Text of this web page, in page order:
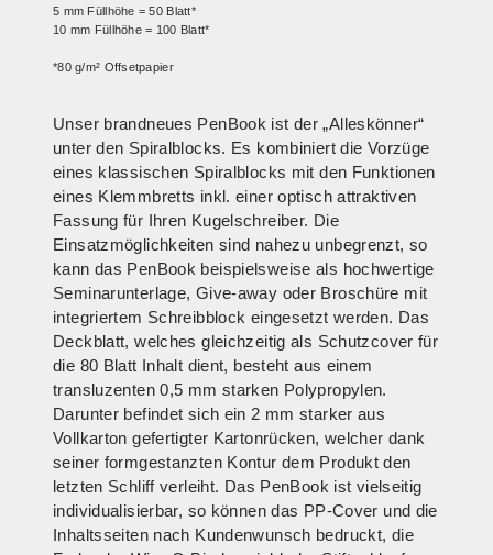
5 mm Füllhöhe = 50 Blatt*
10 mm Füllhöhe = 100 Blatt*
*80 g/m² Offsetpapier
Unser brandneues PenBook ist der „Alleskönner“
unter den Spiralblocks. Es kombiniert die Vorzüge
eines klassischen Spiralblocks mit den Funktionen
eines Klemmbretts inkl. einer optisch attraktiven
Fassung für Ihren Kugelschreiber. Die
Einsatzmöglichkeiten sind nahezu unbegrenzt, so
kann das PenBook beispielsweise als hochwertige
Seminarunterlage, Give-away oder Broschüre mit
integriertem Schreibblock eingesetzt werden. Das
Deckblatt, welches gleichzeitig als Schutzcover für
die 80 Blatt Inhalt dient, besteht aus einem
transluzenten 0,5 mm starken Polypropylen.
Darunter befindet sich ein 2 mm starker aus
Vollkarton gefertigter Kartonrücken, welcher dank
seiner formgestanzten Kontur dem Produkt den
letzten Schliff verleiht. Das PenBook ist vielseitig
individualisierbar, so können das PP-Cover und die
Inhaltsseiten nach Kundenwunsch bedruckt, die